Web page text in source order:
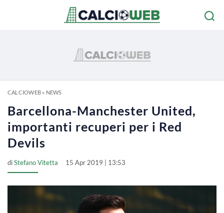
CALCIOWEB» NEWS
Barcellona-Manchester United,
importanti recuperi per i Red
Devils
diStefano Vitetta 15 Apr 2019 | 13:53